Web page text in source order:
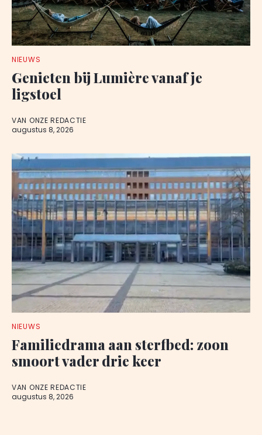
NIEUWS
Genieten bij Lumière vanaf je
ligstoel
VAN ONZE REDACTIE
augustus 8, 2026
NIEUWS
Familiedrama aan sterfbed: zoon
smoort vader drie keer
VAN ONZE REDACTIE
augustus 8, 2026